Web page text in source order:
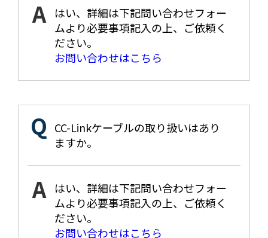
はい、詳細は下記問い合わせフォー
ムより必要事項記入の上、ご依頼く
ださい。
お問い合わせはこちら
CC-Linkケーブルの取り扱いはあり
ますか。
はい、詳細は下記問い合わせフォー
ムより必要事項記入の上、ご依頼く
ださい。
お問い合わせはこちら